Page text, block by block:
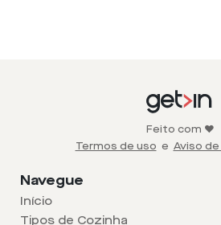
Feito com ❤️
Termos de uso e Aviso
Navegue
Início
Tipos de Cozinha